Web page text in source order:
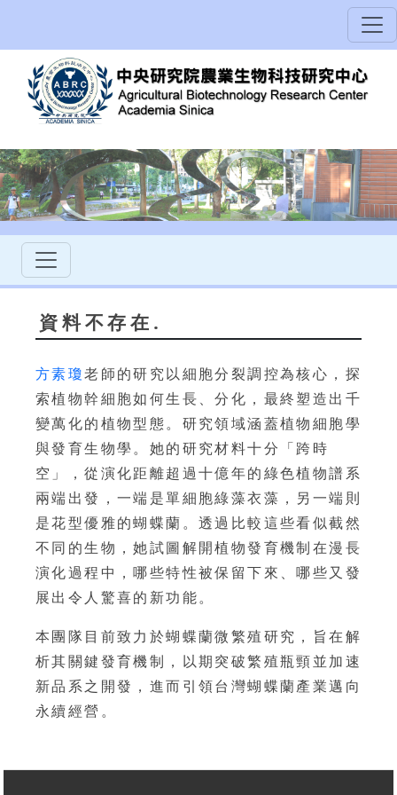
資料不存在.
方素瓊老師的研究以細胞分裂調控為核心，探
索植物幹細胞如何生長、分化，最終塑造出千
變萬化的植物型態。研究領域涵蓋植物細胞學
與發育生物學。她的研究材料十分「跨時
空」，從演化距離超過十億年的綠色植物譜系
兩端出發，一端是單細胞綠藻衣藻，另一端則
是花型優雅的蝴蝶蘭。透過比較這些看似截然
不同的生物，她試圖解開植物發育機制在漫長
演化過程中，哪些特性被保留下來、哪些又發
展出令人驚喜的新功能。
本團隊目前致力於蝴蝶蘭微繁殖研究，旨在解
析其關鍵發育機制，以期突破繁殖瓶頸並加速
新品系之開發，進而引領台灣蝴蝶蘭產業邁向
永續經營。